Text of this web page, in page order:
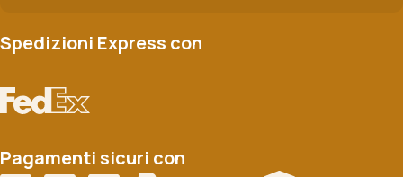
Spedizioni Express con
Pagamenti sicuri con